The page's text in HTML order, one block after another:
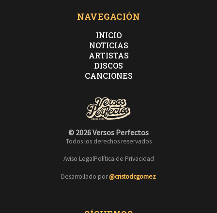
NAVEGACIÓN
INICIO
NOTICIAS
ARTISTAS
DISCOS
CANCIONES
© 2026 Versos Perfectos
Todos los derechos reservados
Aviso LegalPolítica de Privacidad
Desarrollado por@cristodcgomez